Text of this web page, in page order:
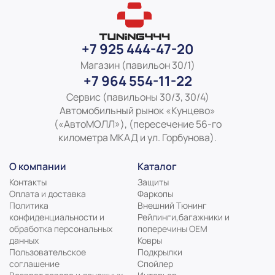
+7 925 444-47-20
Магазин (павильон 30/1)
+7 964 554-11-22
Сервис (павильоны 30/3, 30/4)
Автомобильный рынок «Кунцево»
(«АвтоМОЛЛ»), (пересечение 56-го
километра МКАД и ул. Горбунова).
О компании
Контакты
Оплата и доставка
Политика
конфиденциальности и
обработка персональных
данных
Пользовательское
соглашение
Каталог
Защиты
Фаркопы
Внешний Тюнинг
Рейлинги,багажники и
поперечины ОЕМ
Ковры
Подкрылки
Спойлер